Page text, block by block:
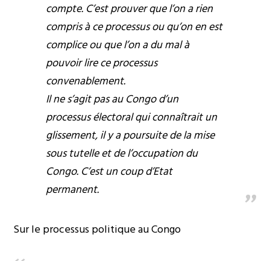
compte. C’est prouver que l’on a rien
compris à ce processus ou qu’on en est
complice ou que l’on a du mal à
pouvoir lire ce processus
convenablement.
Il ne s’agit pas au Congo d’un
processus électoral qui connaîtrait un
glissement, il y a poursuite de la mise
sous tutelle et de l’occupation du
Congo. C’est un coup d’Etat
permanent.
Sur le processus politique au Congo